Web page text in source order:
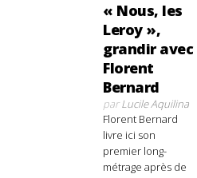
« Nous, les
Leroy »,
grandir avec
Florent
Bernard
parLucile Aquilina
Florent Bernard
livre ici son
premier long-
métrage après de